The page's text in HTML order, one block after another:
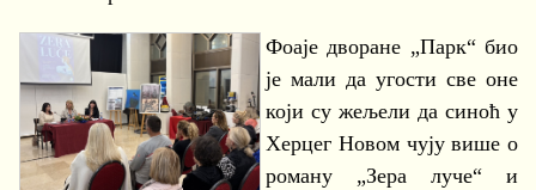
Фоаје дворане „Парк“ био
је мали да угости све оне
који су жељели да синоћ у
Херцег Новом чују више о
роману „Зера луче“ и